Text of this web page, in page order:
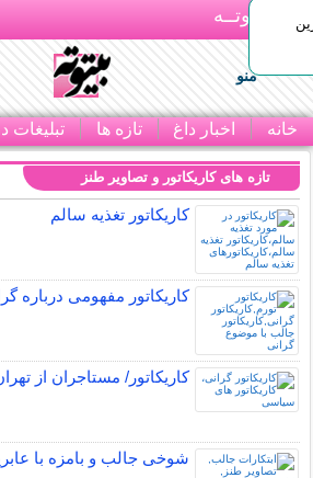
بـیتوتــه
منو
خانه اخبار داغ تازه ها تبلیغات
تازه های کاریکاتور و تصاویر طنز
کاریکاتور تغذیه سالم
کاریکاتور مفهومی درباره
کاریکاتور/ مستاجران از
شوخی جالب و بامزه با